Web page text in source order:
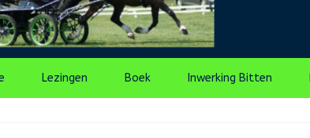
Lezingen Boek Inwerking Bitten